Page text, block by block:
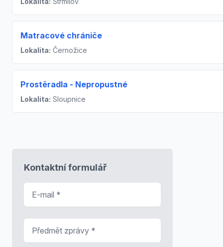
Matracové chrániče
Lokalita: Černožice
Prostěradla - Nepropustné
Lokalita: Sloupnice
Kontaktní formulář